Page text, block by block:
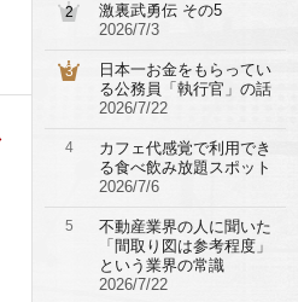
2
激裏武勇伝 その5
2026/7/3
3
日本一お金をもらってい
る公務員「執行官」の話
2026/7/22
4
カフェ代感覚で利用でき
る食べ飲み放題スポット
2026/7/6
5
不動産業界の人に聞いた
「間取り図は参考程度」
という業界の常識
2026/7/22